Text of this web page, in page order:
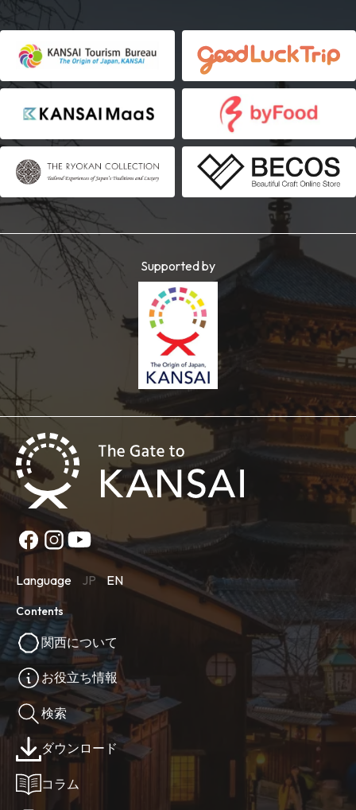
Supported by
Language JP EN
Contents
関西について
お役立ち情報
検索
ダウンロード
コラム